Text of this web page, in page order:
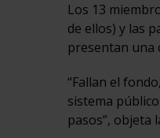
Los 13
de ellos) y las
presentan una
“Fallan el
sistema
pasos”, objeta